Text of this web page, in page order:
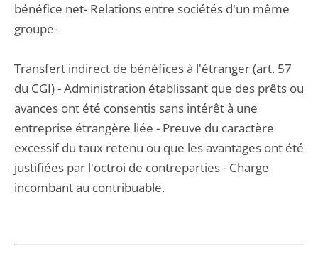
bénéfice net- Relations entre sociétés d'un même
groupe-
Transfert indirect de bénéfices à l'étranger (art. 57
du CGI) - Administration établissant que des prêts ou
avances ont été consentis sans intérêt à une
entreprise étrangère liée - Preuve du caractère
excessif du taux retenu ou que les avantages ont été
justifiées par l'octroi de contreparties - Charge
incombant au contribuable.